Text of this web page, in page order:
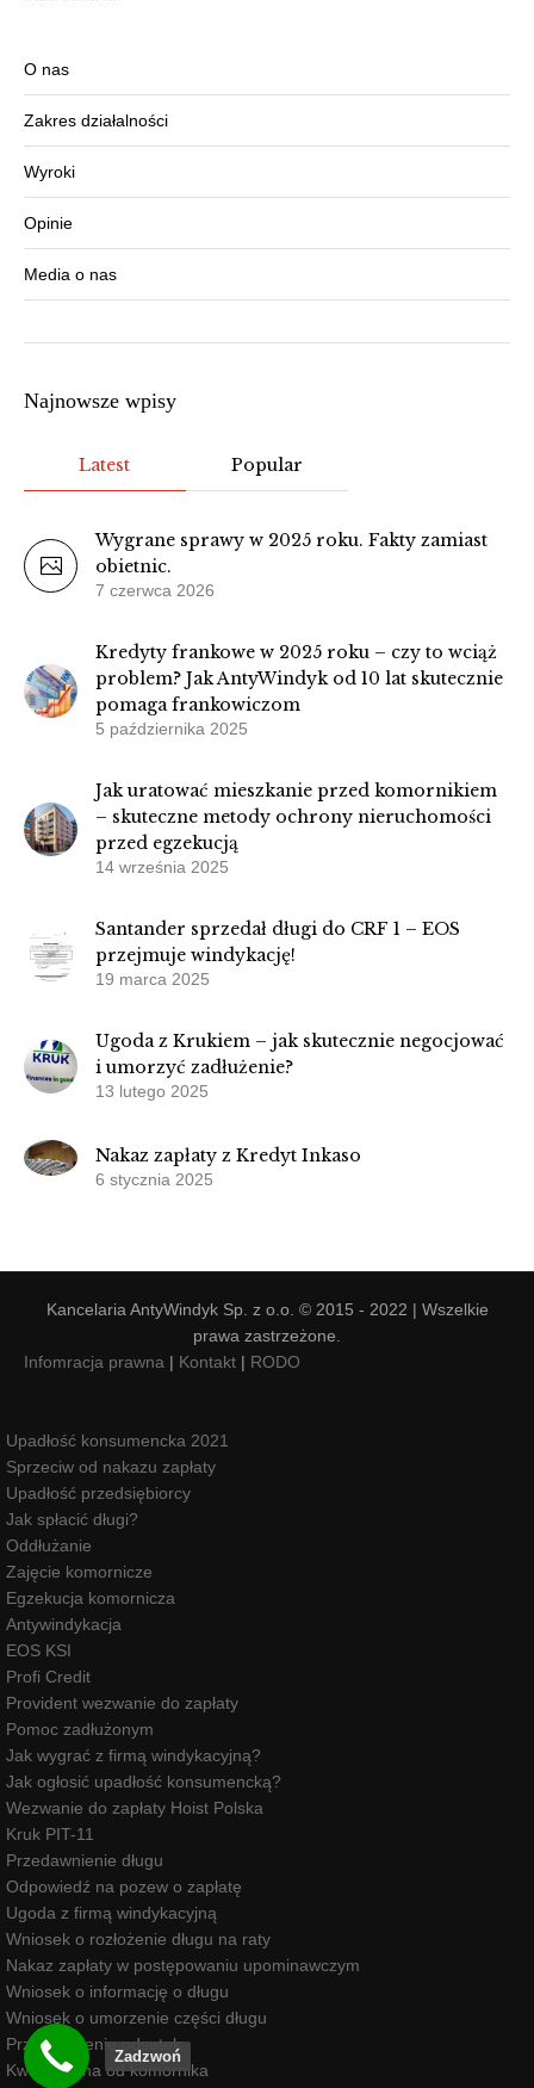
O nas
Zakres działalności
Wyroki
Opinie
Media o nas
Najnowsze wpisy
Latest Popular
Wygrane sprawy w 2025 roku. Fakty zamiast
obietnic.
7 czerwca 2026
Kredyty frankowe w 2025 roku – czy to wciąż
problem? Jak AntyWindyk od 10 lat skutecznie
pomaga frankowiczom
5 października 2025
Jak uratować mieszkanie przed komornikiem
– skuteczne metody ochrony nieruchomości
przed egzekucją
14 września 2025
Santander sprzedał długi do CRF 1 – EOS
przejmuje windykację!
19 marca 2025
Ugoda z Krukiem – jak skutecznie negocjować
i umorzyć zadłużenie?
13 lutego 2025
Nakaz zapłaty z Kredyt Inkaso
6 stycznia 2025
Kancelaria AntyWindyk Sp. z o.o. © 2015 - 2022 | Wszelkie
prawa zastrzeżone.
Infomracja prawna | Kontakt | RODO
Upadłość konsumencka 2021
Sprzeciw od nakazu zapłaty
Upadłość przedsiębiorcy
Jak spłacić długi?
Oddłużanie
Zajęcie komornicze
Egzekucja komornicza
Antywindykacja
EOS KSI
Profi Credit
Provident wezwanie do zapłaty
Pomoc zadłużonym
Jak wygrać z firmą windykacyjną?
Jak ogłosić upadłość konsumencką?
Wezwanie do zapłaty Hoist Polska
Kruk PIT-11
Przedawnienie długu
Odpowiedź na pozew o zapłatę
Ugoda z firmą windykacyjną
Wniosek o rozłożenie długu na raty
Nakaz zapłaty w postępowaniu upominawczym
Wniosek o informację o długu
Wniosek o umorzenie części długu
Przedawnienie odsetek
Kwota wolna od komornika
Zadzwoń